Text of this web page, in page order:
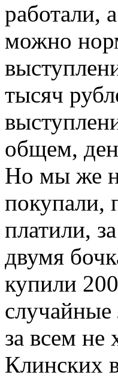
работали,
можно
тысяч
общем,
Но мы же
покупали,
платили,
двумя
купили
случайные
за всем не
Клинских